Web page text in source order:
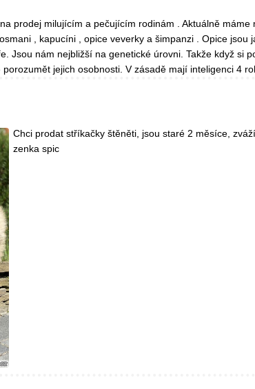
prodej milujícím a pečujícím rodinám . Aktuálně
, kapucíni , opice veverky a šimpanzi . Opice jsou
Jsou nám nejbližší na genetické úrovni. Takže když si
porozumět jejich osobnosti. V zásadě mají inteligenci 4
Chci prodat stříkačky štěněti, jsou staré 2 měsíce,
zenka spic